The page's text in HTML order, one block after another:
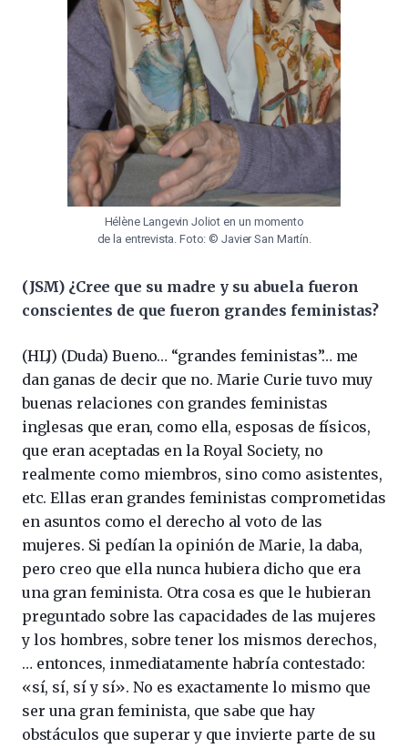
Hélène Langevin Joliot en un momento
de la entrevista. Foto: © Javier San Martín.
(JSM) ¿Cree que su madre y su abuela fueron
conscientes de que fueron grandes feministas?
(HLJ) (Duda) Bueno… “grandes feministas”… me
dan ganas de decir que no. Marie Curie tuvo muy
buenas relaciones con grandes feministas
inglesas que eran, como ella, esposas de físicos,
que eran aceptadas en la Royal Society, no
realmente como miembros, sino como asistentes,
etc. Ellas eran grandes feministas comprometidas
en asuntos como el derecho al voto de las
mujeres. Si pedían la opinión de Marie, la daba,
pero creo que ella nunca hubiera dicho que era
una gran feminista. Otra cosa es que le hubieran
preguntado sobre las capacidades de las mujeres
y los hombres, sobre tener los mismos derechos,
… entonces, inmediatamente habría contestado:
«sí, sí, sí y sí». No es exactamente lo mismo que
ser una gran feminista, que sabe que hay
obstáculos que superar y que invierte parte de su